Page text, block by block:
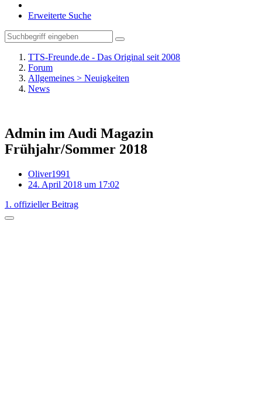
Erweiterte Suche
TTS-Freunde.de - Das Original seit 2008
Forum
Allgemeines > Neuigkeiten
News
Admin im Audi Magazin
Frühjahr/Sommer 2018
Oliver1991
24. April 2018 um 17:02
1. offizieller Beitrag